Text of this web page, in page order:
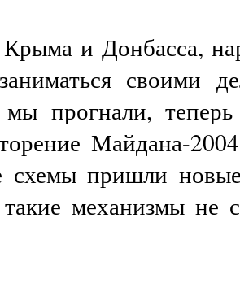
и Донбасса,
своими
прогнали,
Майдана-
схемы пришли
механизмы не